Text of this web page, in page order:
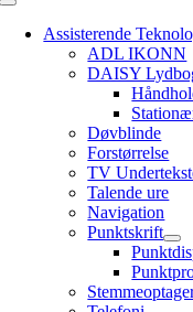
Toggle
NavigationAssisterende
ADL IKONN
DAISY
Døvblinde
Forstørrelse
TV
Talende ure
Navigation
Punktskrift